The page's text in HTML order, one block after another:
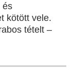
és
kötött vele.
tételt –